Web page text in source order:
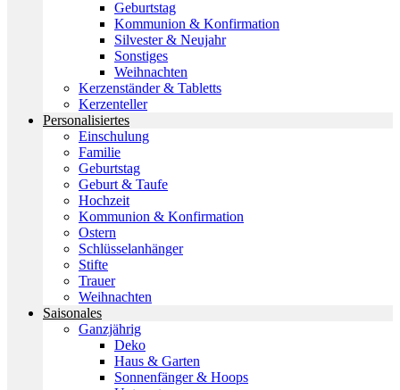
Geburtstag
Kommunion & Konfirmation
Silvester & Neujahr
Sonstiges
Weihnachten
Kerzenständer & Tabletts
Kerzenteller
Personalisiertes
Einschulung
Familie
Geburtstag
Geburt & Taufe
Hochzeit
Kommunion & Konfirmation
Ostern
Schlüsselanhänger
Stifte
Trauer
Weihnachten
Saisonales
Ganzjährig
Deko
Haus & Garten
Sonnenfänger & Hoops